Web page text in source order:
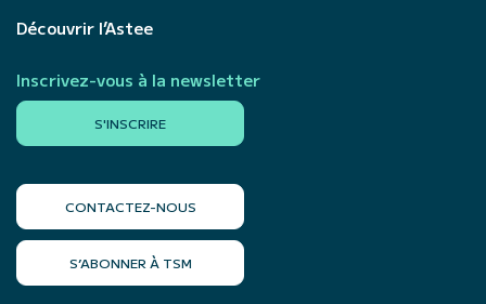
Découvrir l’Astee
Inscrivez-vous à la newsletter
S'INSCRIRE
CONTACTEZ-NOUS
S’ABONNER À TSM